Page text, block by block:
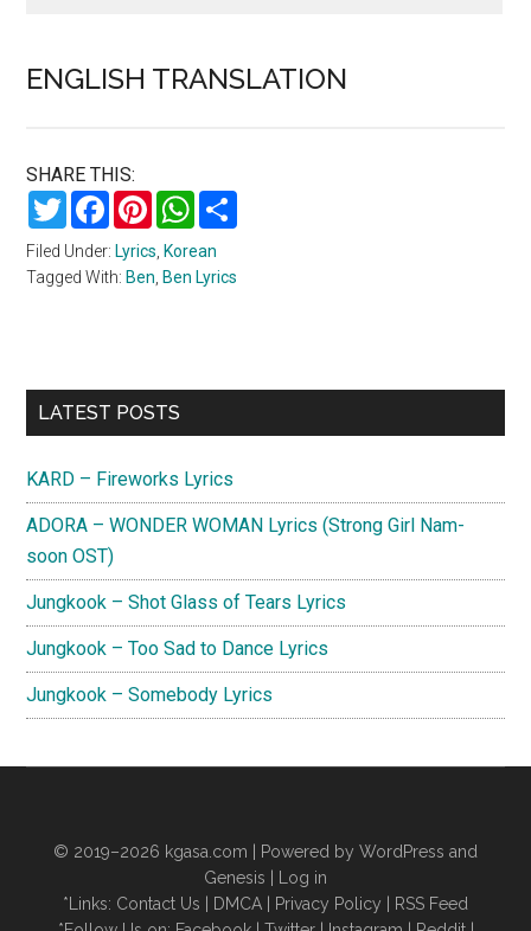
ENGLISH TRANSLATION
SHARE THIS:
TwitterFacebookPinterestWhatsApp
Filed Under: Lyrics, Korean
Tagged With: Ben, Ben Lyrics
Primary
LATEST POSTS
KARD – Fireworks Lyrics
ADORA – WONDER WOMAN Lyrics (Strong Girl Nam-
soon OST)
Jungkook – Shot Glass of Tears Lyrics
Jungkook – Too Sad to Dance Lyrics
Jungkook – Somebody Lyrics
© 2019–2026 kgasa.com | Powered by WordPress and
Genesis |
Log in
*Links: Contact Us DMCA Privacy Policy
RSS Feed